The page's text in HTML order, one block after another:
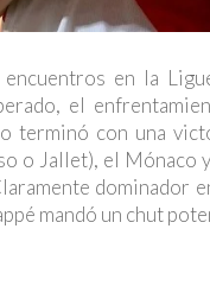
en la
el
terminó con una
o Jallet), el
mandó un chut